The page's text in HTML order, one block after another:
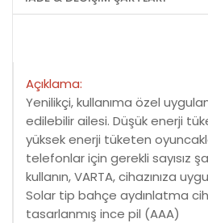
Açıklama:
Yenilikçi, kullanıma özel
edilebilir ailesi. Düşük enerji
yüksek enerji tüketen
telefonlar için gerekli sayısız
kullanın, VARTA, cihazınıza
Solar tip bahçe aydınlatma
tasarlanmış ince pil (AAA)